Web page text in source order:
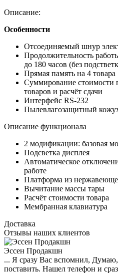
Описание:
Особенности
Отсоединяемый шнур
Продолжительность
до 180 часов (без
Прямая память на 4 товара
Суммирование стоимости
товаров и расчёт сдачи
Интерфейс RS-232
Пылевлагозащитный
Описание функционала
2 модификации: базовая
Подсветка дисплея
Автоматическое
работе
Платформа из
Вычитание массы тары
Расчёт стоимости товара
Мембранная клавиатура
Доставка
Отзывы наших клиентов
Эссен Продакшн
... Я сразу Вас вспомнил,
поставить. Нашел телефон и